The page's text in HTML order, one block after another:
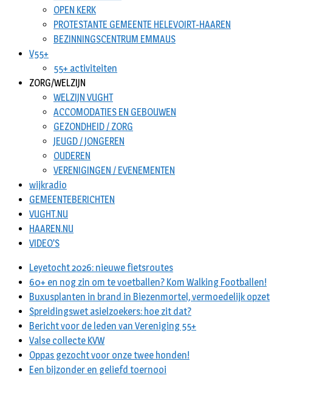
OPEN KERK
PROTESTANTE GEMEENTE HELEVOIRT-HAAREN
BEZINNINGSCENTRUM EMMAUS
V55+
55+ activiteiten
ZORG/WELZIJN
WELZIJN VUGHT
ACCOMODATIES EN GEBOUWEN
GEZONDHEID / ZORG
JEUGD / JONGEREN
OUDEREN
VERENIGINGEN / EVENEMENTEN
wijkradio
GEMEENTEBERICHTEN
VUGHT.NU
HAAREN.NU
VIDEO’S
Leyetocht 2026: nieuwe fietsroutes
60+ en nog zin om te voetballen? Kom Walking Footballen!
Buxusplanten in brand in Biezenmortel, vermoedelijk opzet
Spreidingswet asielzoekers: hoe zit dat?
Bericht voor de leden van Vereniging 55+
Valse collecte KVW
Oppas gezocht voor onze twee honden!
Een bijzonder en geliefd toernooi